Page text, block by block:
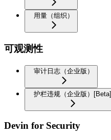
用量（组织）
可观测性
审计日志（企业版）
护栏违规（企业版）[Beta]
Devin for Security